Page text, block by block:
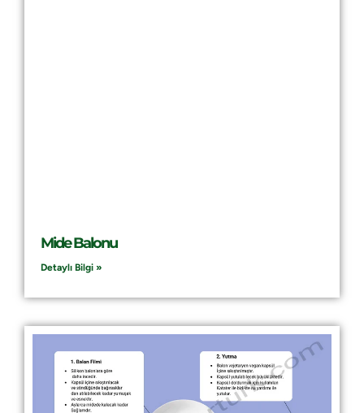
Mide Balonu
Detaylı Bilgi »